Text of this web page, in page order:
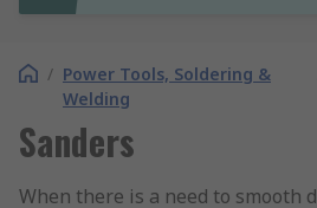
/ Power Tools, Soldering &
Welding
Sanders
When there is a need to smooth